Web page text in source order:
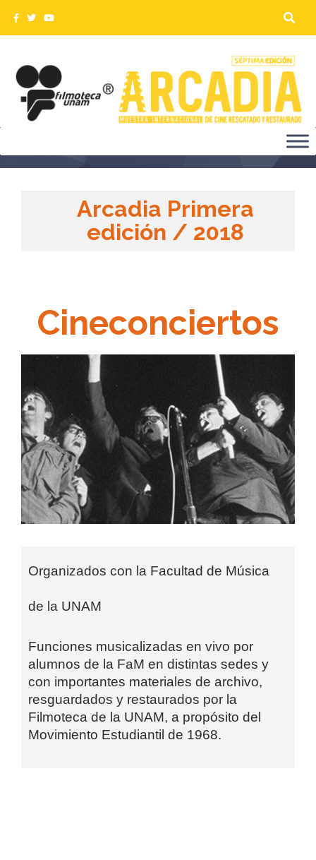
CINECONCIERTOS ARCADIA 2018
Arcadia Primera
edición / 2018
Cineconciertos
Organizados con la Facultad de Música
de la UNAM
Funciones musicalizadas en vivo por
alumnos de la FaM en distintas sedes y
con importantes materiales de archivo,
resguardados y restaurados por la
Filmoteca de la UNAM, a propósito del
Movimiento Estudiantil de 1968.